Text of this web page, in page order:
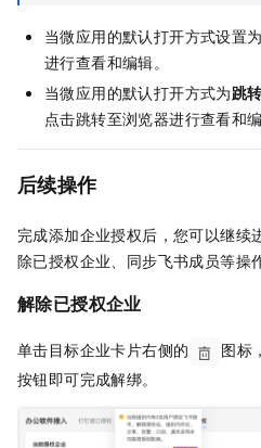
当微应用的默认打开方式设置为
进行查看和编辑。
当微应用的默认打开方式为跳
点击跳转至浏览器进行查看和编
后续操作
完成添加企业授权后，您可以继续
除已授权企业、同步飞书成员等操作
解除已授权企业
单击目标企业卡片右侧的 图标
按钮即可完成解绑。